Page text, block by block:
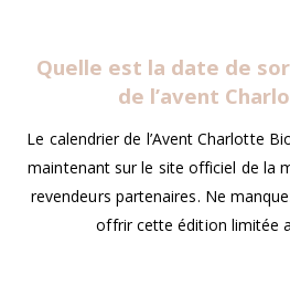
Quelle est la date de
de l’avent
Le calendrier de l’Avent Charlotte
maintenant sur le site officiel de la
revendeurs partenaires. Ne
offrir cette édition limitée